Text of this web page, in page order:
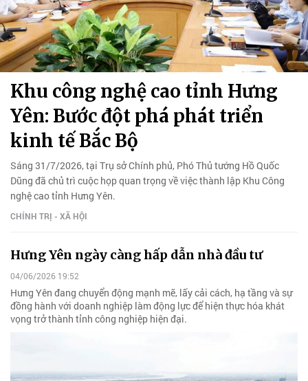
Khu công nghệ cao tỉnh Hưng
Yên: Bước đột phá phát triển
kinh tế Bắc Bộ
Sáng 31/7/2026, tại Trụ sở Chính phủ, Phó Thủ tướng Hồ Quốc
Dũng đã chủ trì cuộc họp quan trọng về việc thành lập Khu Công
nghệ cao tỉnh Hưng Yên.
CHÍNH TRỊ - XÃ HỘI
Hưng Yên ngày càng hấp dẫn nhà đầu tư
04/06/2026 19:52
Hưng Yên đang chuyển động mạnh mẽ, lấy cải cách, hạ tầng và sự
đồng hành với doanh nghiệp làm động lực để hiện thực hóa khát
vọng trở thành tỉnh công nghiệp hiện đại.